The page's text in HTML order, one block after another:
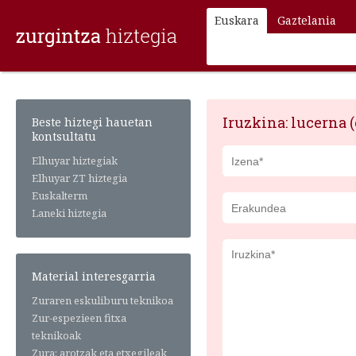
Euskara Gaztelania
Iruzkina: lucerna
Beste hiztegi hauetan
kontsultatu
Elhuyar hiztegiak
Elhuyar ZT hiztegia
Euskalterm
Laneki hiztegia
Material interesgarria
Zuraren eskuliburu teknikoa
Zur-espezieen fitxa
teknikoak
Zura: arotzak eta etxegileak